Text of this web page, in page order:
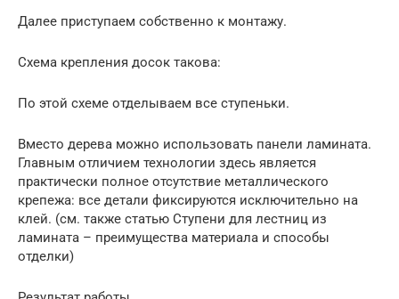
Далее приступаем собственно к монтажу.
Схема крепления досок такова:
По этой схеме отделываем все ступеньки.
Вместо дерева можно использовать панели ламината.
Главным отличием технологии здесь является
практически полное отсутствие металлического
крепежа: все детали фиксируются исключительно на
клей. (см. также статью Ступени для лестниц из
ламината – преимущества материала и способы
отделки)